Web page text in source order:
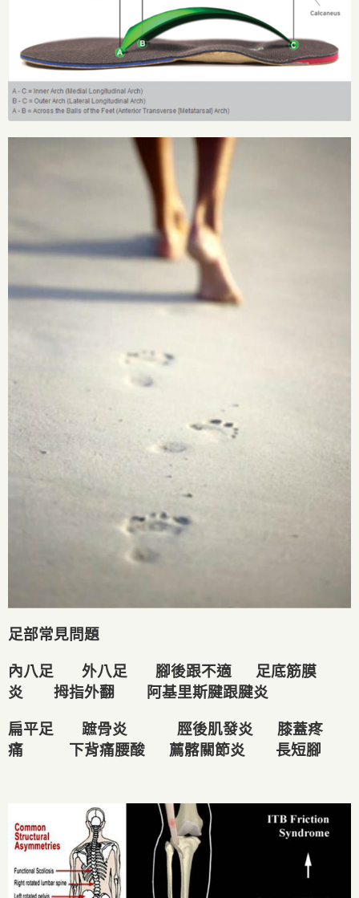
足部常見問題
內八足 外八足 腳後跟不適 足底筋膜
炎 拇指外翻 阿基里斯腱跟腱炎
扁平足 蹠骨炎 脛後肌發炎 膝蓋疼
痛 下背痛腰酸 薦髂關節炎 長短腳